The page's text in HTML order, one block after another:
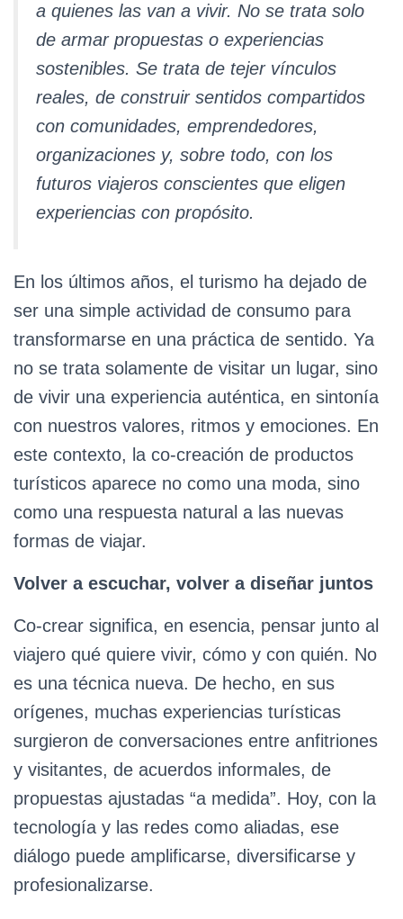
a quienes las van a vivir. No se trata solo
de armar propuestas o experiencias
sostenibles. Se trata de tejer vínculos
reales, de construir sentidos compartidos
con comunidades, emprendedores,
organizaciones y, sobre todo, con los
futuros viajeros conscientes que eligen
experiencias con propósito.
En los últimos años, el turismo ha dejado de
ser una simple actividad de consumo para
transformarse en una práctica de sentido. Ya
no se trata solamente de visitar un lugar, sino
de vivir una experiencia auténtica, en sintonía
con nuestros valores, ritmos y emociones. En
este contexto, la co-creación de productos
turísticos aparece no como una moda, sino
como una respuesta natural a las nuevas
formas de viajar.
Volver a escuchar, volver a diseñar juntos
Co-crear significa, en esencia, pensar junto al
viajero qué quiere vivir, cómo y con quién. No
es una técnica nueva. De hecho, en sus
orígenes, muchas experiencias turísticas
surgieron de conversaciones entre anfitriones
y visitantes, de acuerdos informales, de
propuestas ajustadas “a medida”. Hoy, con la
tecnología y las redes como aliadas, ese
diálogo puede amplificarse, diversificarse y
profesionalizarse.